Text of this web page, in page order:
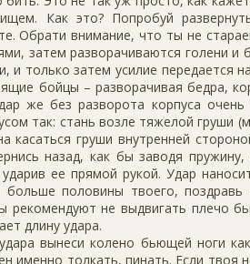
Как это? Попробуй
Обрати внимание, что ты не
затем разворачиваются голени и
и только затем усилие передается
бойцы – разворачивая бедра,
же без разворота корпуса
так: стань возле тяжелой груши
касаться груши внутренней
назад, как бы заводя
ее прямой рукой. Удар
половины твоего, поздравь
рекомендуют не выдвигать плечо
длину удара.
вынеси колено бьющей ноги
именно толкать, пинать. Если твоя